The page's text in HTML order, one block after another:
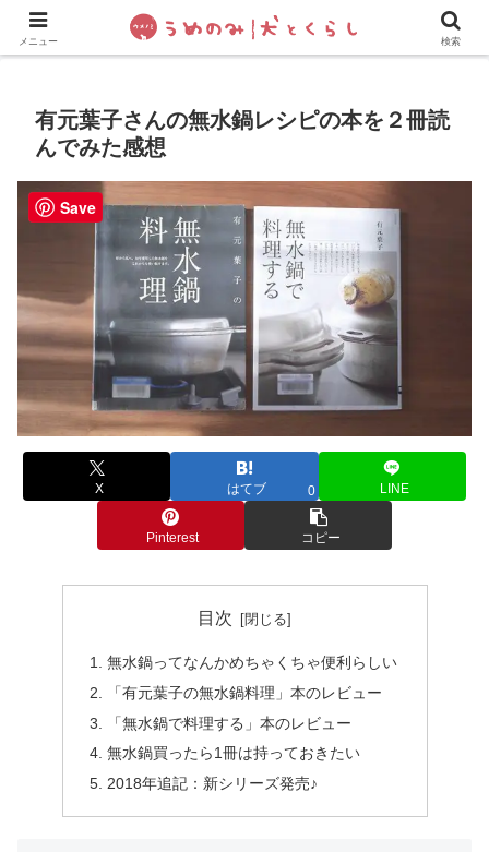
犬の手作りご飯 フレブル飼い方・しつけ ペットグッズ&
有元葉子さんの無水鍋レシピの本を２冊読
んでみた感想
X はてブ 0 LINE
Pinterest コピー
目次
無水鍋ってなんかめちゃくちゃ便利らしい
「有元葉子の無水鍋料理」本のレビュー
「無水鍋で料理する」本のレビュー
無水鍋買ったら1冊は持っておきたい
2018年追記：新シリーズ発売♪
メニュー 検索
Save